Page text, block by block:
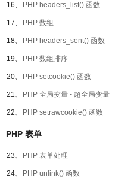
16、 PHP headers_list() 函数
17、 PHP 数组
18、 PHP headers_sent() 函数
19、 PHP 数组排序
20、 PHP setcookie() 函数
21、 PHP 全局变量 - 超全局变量
22、 PHP setrawcookie() 函数
PHP 表单
23、 PHP 表单处理
24、 PHP unlink() 函数